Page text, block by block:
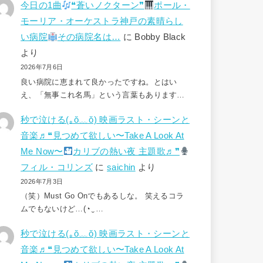
今日の1曲 ❝蒼いノクターン❞
ポール・
モーリア・オーケストラ神戸の素晴らし
い病院
その病院名は… に Bobby Black
より
2026年7月6日
良い病院に恵まれて良かったですね。とはい
え、「無事これ名馬」という言葉もあります…
秒で泣ける(⁠｡⁠ŏ⁠﹏⁠ŏ⁠) 映画ラスト・シーンと
音楽♬❝見つめて欲しい〜Take A Look At
Me Now〜
カリブの熱い夜 主題歌♬❞
フィル・コリンズ にsaichin より
2026年7月3日
（笑）Must Go Onでもあるしな。 笑えるコラ
ムでもないけど…(⁠◔⁠‿⁠…
秒で泣ける(⁠｡⁠ŏ⁠﹏⁠ŏ⁠) 映画ラスト・シーンと
音楽♬❝見つめて欲しい〜Take A Look At